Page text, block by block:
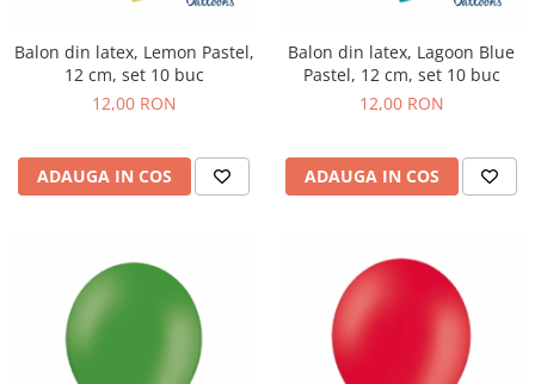
Balon din latex, Lemon Pastel,
12 cm, set 10 buc
12,00 RON
ADAUGA IN COS
Balon din latex, Lagoon Blue
Pastel, 12 cm, set 10 buc
12,00 RON
ADAUGA IN COS